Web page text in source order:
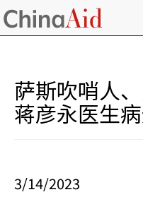
萨斯吹哨人
蒋彦永医生
3/14/2023